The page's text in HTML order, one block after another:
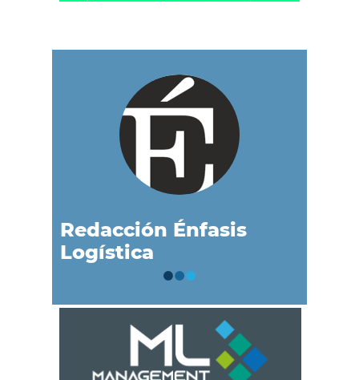
Redacción Énfasis
Logística